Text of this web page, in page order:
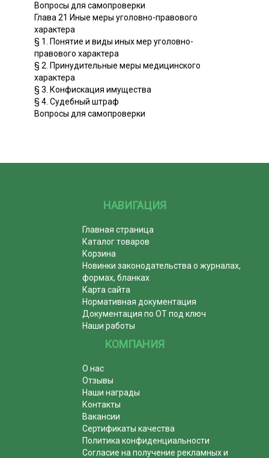
Вопросы для самопроверки
Глава 21 Иные меры уголовно-правового
характера
§ 1. Понятие и виды иных мер уголовно-
правового характера
§ 2. Принудительные меры медицинского
характера
§ 3. Конфискация имущества
§ 4. Судебный штраф
Вопросы для самопроверки
НАВИГАЦИЯ
Главная страница
Каталог товаров
Корзина
Новинки законодательства о журналах,
формах, бланках
Карта сайта
Нормативная документация
Документация по ОТ под ключ
Наши работы
КОМПАНИЯ
О нас
Отзывы
Наши награды
Контакты
Вакансии
Сертификаты качества
Политика конфиденциальности
Согласие на получение рекламных и